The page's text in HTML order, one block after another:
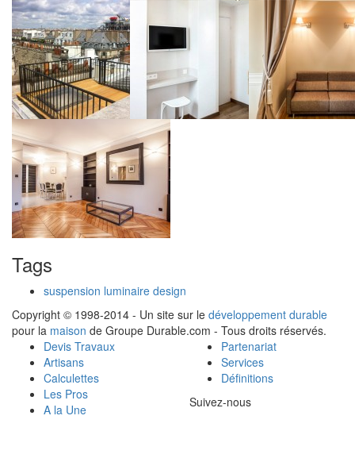
Tags
suspension luminaire design
Copyright © 1998-2014 - Un site sur le développement durable
pour la maison de Groupe Durable.com - Tous droits réservés.
Devis Travaux
Artisans
Calculettes
Les Pros
A la Une
Partenariat
Services
Définitions
Suivez-nous